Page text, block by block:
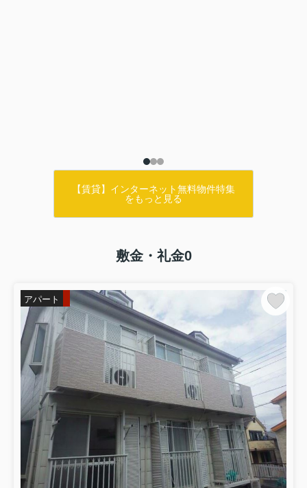
【賃貸】インターネット無料物件特集
をもっと見る
敷金・礼金0
アパート